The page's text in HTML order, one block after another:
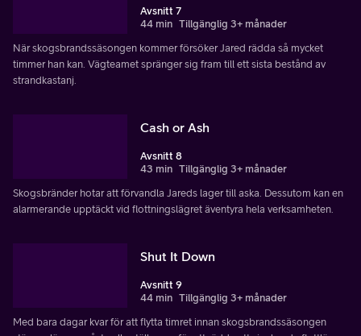
Avsnitt 7
44 min Tillgänglig 3+ månader
När skogsbrandssäsongen kommer försöker Jared rädda så mycket
timmer han kan. Vägteamet spränger sig fram till ett sista bestånd av
strandkastanj.
Cash or Ash
Avsnitt 8
43 min Tillgänglig 3+ månader
Skogsbränder hotar att förvandla Jareds lager till aska. Dessutom kan en
alarmerande upptäckt vid flottningslägret äventyra hela verksamheten.
Shut It Down
Avsnitt 9
44 min Tillgänglig 3+ månader
Med bara dagar kvar för att flytta timret innan skogsbrandssäsongen